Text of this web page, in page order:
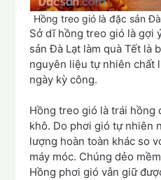
Hồng treo gió là đặc sản
Sở dĩ hồng treo gió là gợi
sản Đà Lạt làm quà Tết là
nguyên liệu tự nhiên chất
ngày kỳ công.
Hồng treo gió là trái hồng
khô. Do phơi gió tự nhiên
lượng hoàn toàn khác so
máy móc. Chúng dẻo
Hồng phơi gió vẫn giữ